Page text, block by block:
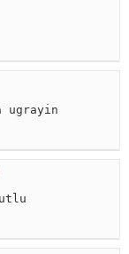
ugrayin